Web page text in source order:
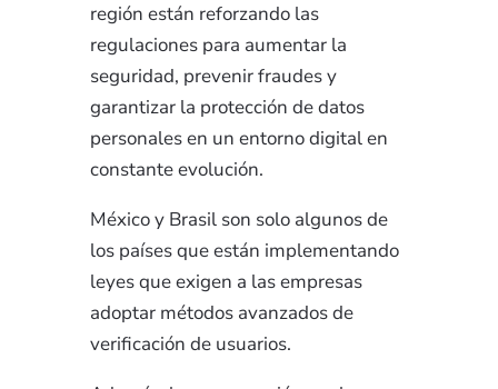
región están reforzando las
regulaciones para aumentar la
seguridad, prevenir fraudes y
garantizar la protección de datos
personales en un entorno digital en
constante evolución.
México y Brasil son solo algunos de
los países que están implementando
leyes que exigen a las empresas
adoptar métodos avanzados de
verificación de usuarios.